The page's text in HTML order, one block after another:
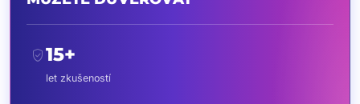
verified_user15+
let zkušeností